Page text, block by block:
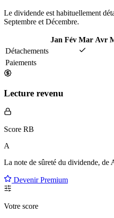
Le dividende est habituellement
Septembre et Décembre.
Jan Fév Mar Avr
Détachements
Paiements
Lecture revenu
Score RB
A
La note de sûreté du dividende, de
Devenir Premium
Votre score